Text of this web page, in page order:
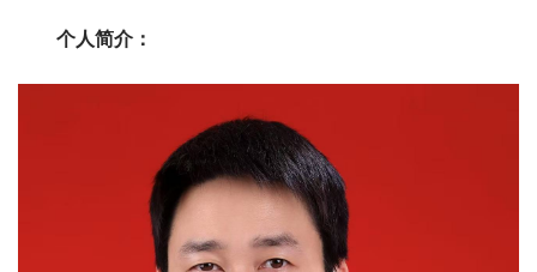
个人简介：